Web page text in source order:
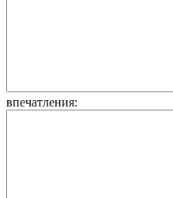
впечатления: